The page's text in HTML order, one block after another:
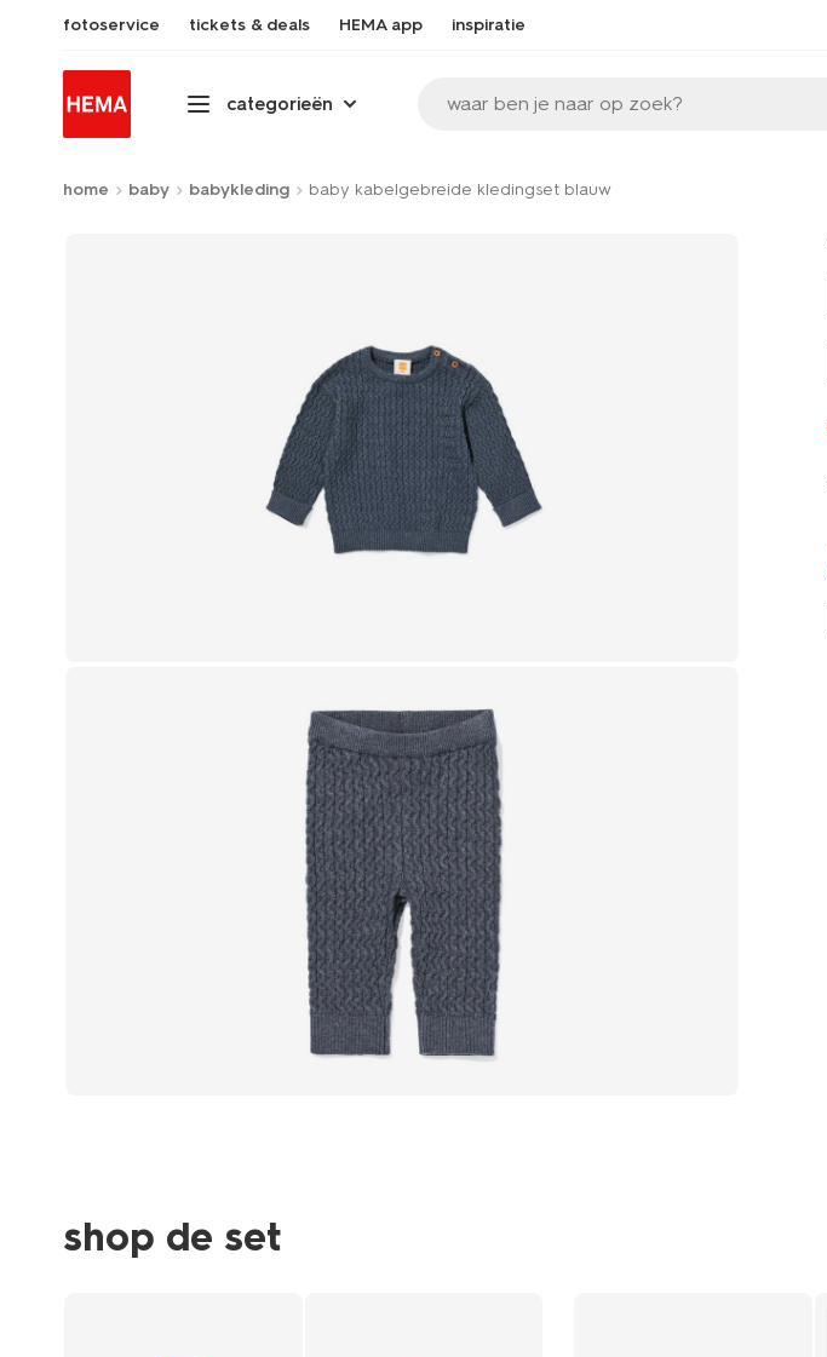
fotoservice tickets & deals HEMA app inspiratie
categorieën waar ben je naar op zoek?
home baby babykleding baby kabelgebreide kledingset blauw
shop de set